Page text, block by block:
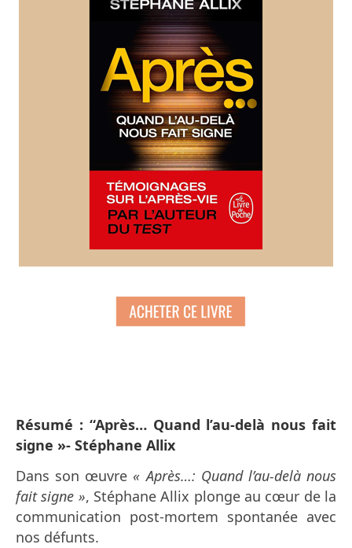
Résumé : “Après… Quand l’au-delà nous fait
signe »- Stéphane Allix
Dans son œuvre « Après…: Quand l’au-delà nous
fait signe », Stéphane Allix plonge au cœur de la
communication post-mortem spontanée avec
nos défunts.